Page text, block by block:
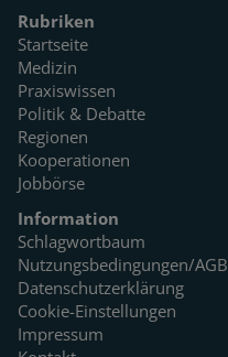
Rubriken
Startseite
Medizin
Praxiswissen
Politik & Debatte
Regionen
Kooperationen
Jobbörse
Information
Schlagwortbaum
Nutzungsbedingungen/AGB
Datenschutzerklärung
Cookie-Einstellungen
Impressum